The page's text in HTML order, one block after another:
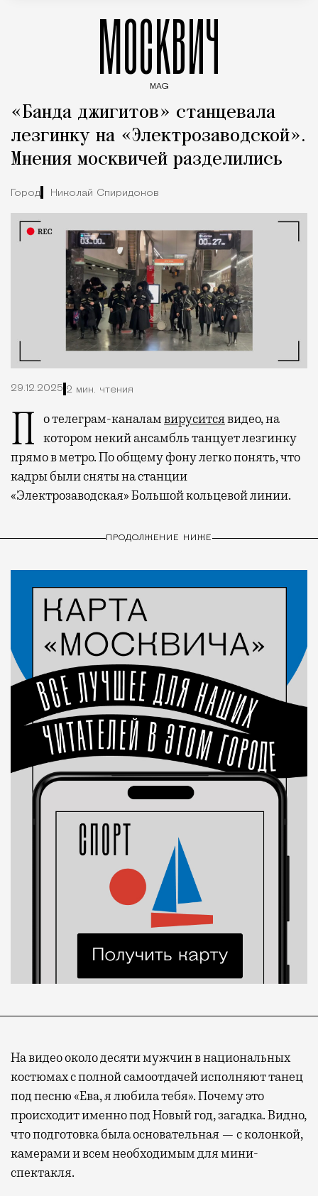
МОСКВИЧ
MAG
«Банда джигитов» станцевала
лезгинку на «Электрозаводской».
Мнения москвичей разделились
Город Николай Спиридонов
29.12.2025 2 мин. чтения
По телеграм-каналамвируситсявидео, на
котором некий ансамбль танцует лезгинку
прямо в метро. По общему фону легко понять, что
кадры были сняты на станции
«Электрозаводская» Большой кольцевой линии.
ПРОДОЛЖЕНИЕ НИЖЕ
На видео около десяти мужчин в национальных
костюмах с полной самоотдачей исполняют танец
под песню «Ева, я любила тебя». Почему это
происходит именно под Новый год, загадка. Видно,
что подготовка была основательная — с колонкой,
камерами и всем необходимым для мини-
спектакля.